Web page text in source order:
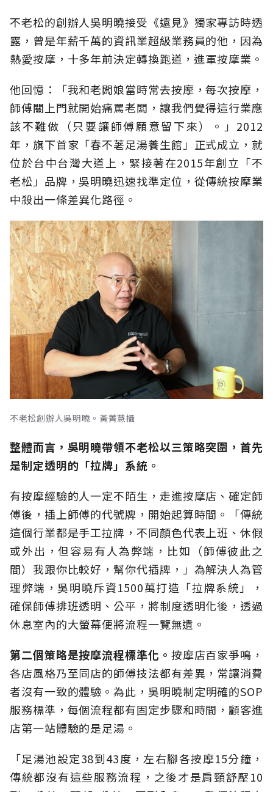
不老松的創辦人吳明曉接受《遠見》獨家專訪時透
露，曾是年薪千萬的資訊業超級業務員的他，因為
熱愛按摩，十多年前決定轉換跑道，進軍按摩業。
他回憶：「我和老闆娘當時常去按摩，每次按摩，
師傅關上門就開始痛罵老闆，讓我們覺得這行業應
該不難做（只要讓師傅願意留下來）。」2012
年，旗下首家「春不荖足湯養生館」正式成立，就
位於台中台灣大道上，緊接著在2015年創立「不
老松」品牌，吳明曉迅速找準定位，從傳統按摩業
中殺出一條差異化路徑。
不老松創辦人吳明曉。黃菁慧攝
整體而言，吳明曉帶領不老松以三策略突圍，首先
是制定透明的「拉牌」系統。
有按摩經驗的人一定不陌生，走進按摩店、確定師
傅後，插上師傅的代號牌，開始起算時間。「傳統
這個行業都是手工拉牌，不同顏色代表上班、休假
或外出，但容易有人為弊端，比如（師傅彼此之
間）我跟你比較好，幫你代插牌，」為解決人為管
理弊端，吳明曉斥資1500萬打造「拉牌系統」，
確保師傅排班透明、公平，將制度透明化後，透過
休息室內的大螢幕便將流程一覽無遺。
第二個策略是按摩流程標準化。 按摩店百家爭鳴，
各店風格乃至同店的師傅技法都有差異，常讓消費
者沒有一致的體驗。為此，吳明曉制定明確的SOP
服務標準，每個流程都有固定步驟和時間，顧客進
店第一站體驗的是足湯。
「足湯池設定38到43度，左右腳各按摩15分鐘，
傳統都沒有這些服務流程，之後才是肩頸舒壓10